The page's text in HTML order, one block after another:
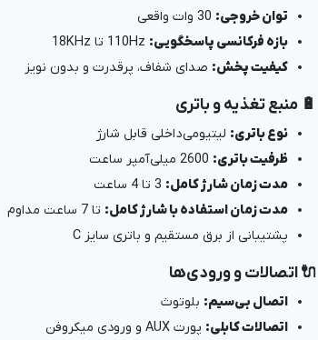
توان خروجی:
بازه فرکانسی پاسخگویی:
کیفیت پخش: صدای شفاف، پرقدرت و بدون نویز
🔋 منبع تغذیه و باتری
نوع باتری: لیتیومی داخلی قابل شارژ
ظرفیت باتری:
مدت زمان شارژ کامل:
مدت زمان استفاده با شارژ کامل: تا 7 ساعت مداوم
پشتیبانی از برق مستقیم و باتری سایز C
🔌 اتصالات و ورودی‌ها
اتصال بی‌سیم: بلوتوث
اتصالات کابلی: پورت AUX و ورودی میکروفن